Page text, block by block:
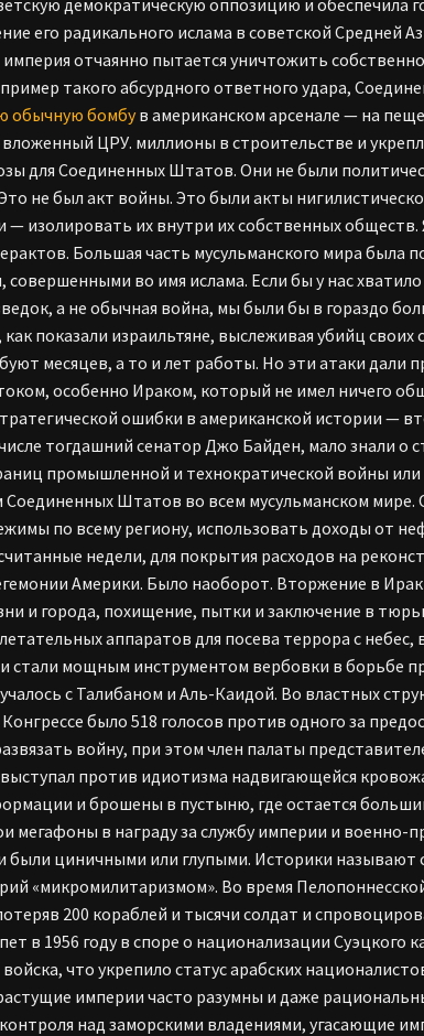
демократическую оппозицию и обеспечила
его радикального ислама в советской Средней
отчаянно пытается уничтожить
пример такого абсурдного ответного удара,
обычную бомбув американском арсенале — на
ЦРУ. миллионы в строительстве и
для Соединенных Штатов. Они не были
не был акт войны. Это были акты
— изолировать их внутри их собственных
Большая часть мусульманского мира была
совершенными во имя ислама. Если бы у нас
а не обычная война, мы были бы в гораздо
показали израильтяне, выслеживая убийц
месяцев, а то и лет работы. Но эти атаки
особенно Ираком, который не имел ничего
ошибки в американской истории —
тогдашний сенатор Джо Байден, мало знали о
промышленной и технократической войны
Соединенных Штатов во всем мусульманском мире.
по всему региону, использовать доходы от
недели, для покрытия расходов на
Америки. Было наоборот. Вторжение в
и города, похищение, пытки и заключение в
аппаратов для посева террора с
стали мощным инструментом вербовки в борьбе
с Талибаном и Аль-Каидой. Во властных
было 518 голосов против одного за
войну, при этом член палаты
выступал против идиотизма надвигающейся
и брошены в пустыню, где остается
мегафоны в награду за службу империи и
были циничными или глупыми. Историки
«микромилитаризмом». Во время
200 кораблей и тысячи солдат и
в 1956 году в споре о национализации Суэцкого
что укрепило статус арабских
империи часто разумны и даже
над заморскими владениями, угасающие